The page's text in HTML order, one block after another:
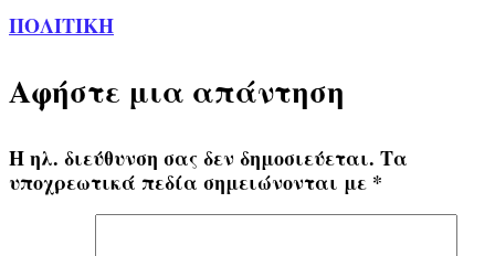
ΠΟΛΙΤΙΚΗ
Αφήστε μια απάντηση
Η ηλ. διεύθυνση σας δεν δημοσιεύεται. Τα
υποχρεωτικά πεδία σημειώνονται με *